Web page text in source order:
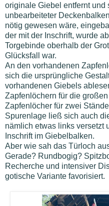
originale Giebel entfernt und
unbearbeiteter
nötig gewesen wäre,
der mit der Inschrift, wurde
Torgebinde oberhalb der
Glücksfall war.
An den vorhandenen
sich die ursprüngliche
vorhandenen Giebels
Zapfenlöchern für die
Zapfenlöcher für zwei
Spurenlage ließ sich auch
nämlich etwas links versetzt
Inschrift im Giebelbalken.
Aber wie sah das Türloch
Gerade? Rundbogig?
Recherche und intensiver
gotische Variante favorisiert.